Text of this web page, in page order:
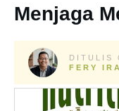
Menjaga
DITULIS
FERY